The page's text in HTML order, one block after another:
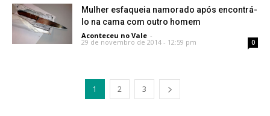
Mulher esfaqueia namorado após encontrá-
lo na cama com outro homem
Aconteceu no Vale -
29 de novembro de 2014 - 12:59 pm 0
1 2 3